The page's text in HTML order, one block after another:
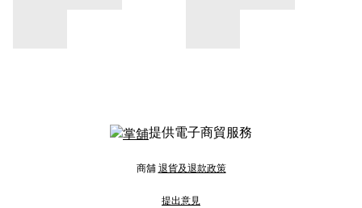
提供電子商貿服務
商舖 退貨及退款政策
提出意見